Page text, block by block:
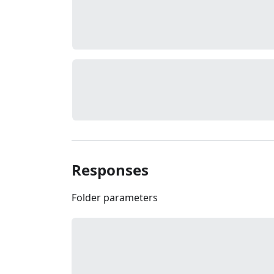
Responses
Folder parameters